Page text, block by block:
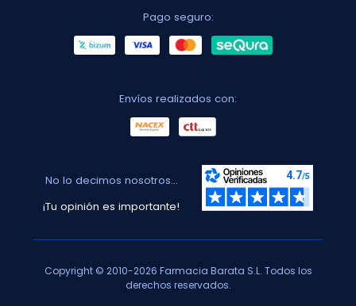
Pago seguro:
Envíos realizados con:
No lo decimos nosotros...
¡Tu opinión es importante!
Copyright © 2010-2026 Farmacia Barata S.L. Todos los
derechos reservados.